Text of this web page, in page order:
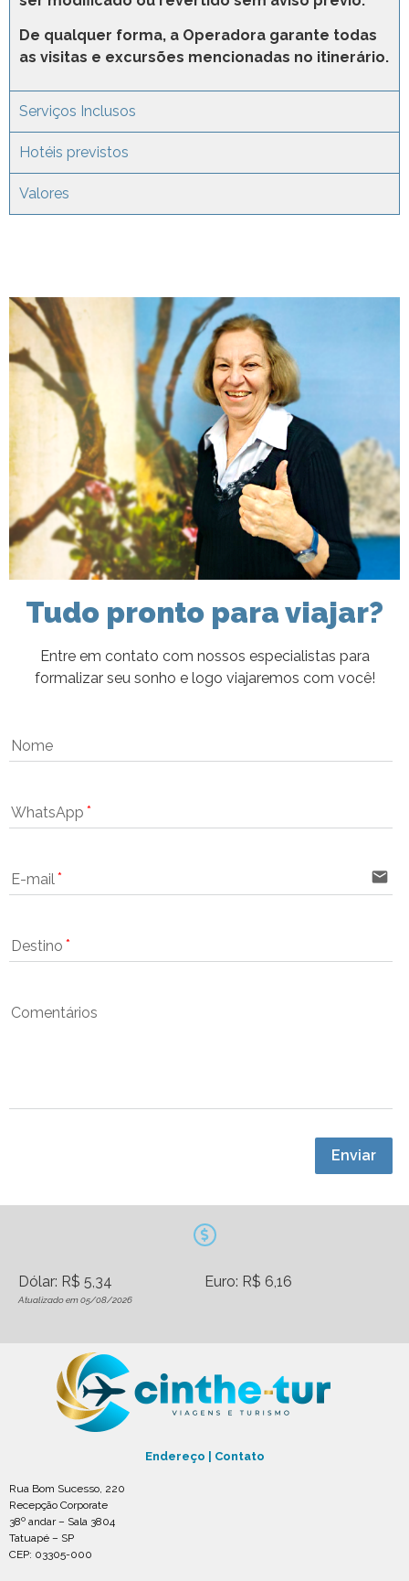
De qualquer forma, a Operadora garante todas
as visitas e excursões mencionadas no itinerário.
Serviços Inclusos
Hotéis previstos
Valores
Tudo pronto para viajar?
Entre em contato com nossos especialistas para
formalizar seu sonho e logo viajaremos com você!
Nome
WhatsApp
E-mail email
Destino
Comentários
Enviar
Dólar: R$ 5,34 Euro: R$ 6,16
Atualizado em 05/08/2026
Endereço | Contato
Rua Bom Sucesso, 220
Recepção Corporate
38º andar – Sala 3804
Tatuapé – SP
CEP: 03305-000